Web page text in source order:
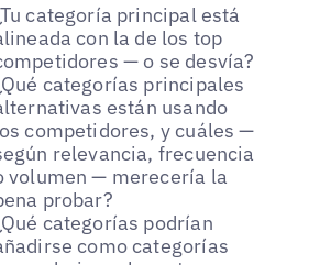
categoría principal está
con la de los top
— o se desvía?
categorías principales
están usando
competidores, y cuáles —
relevancia, frecuencia
volumen — merecería la
probar?
categorías podrían
como categorías